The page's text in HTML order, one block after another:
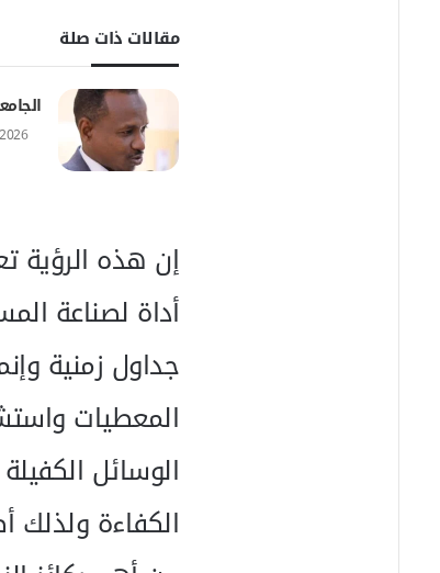
مقالات ذات صلة
إن هذه الرؤية
أداة لصناعة
جداول زمنية
المعطيات
الوسائل
الكفاءة ولذلك